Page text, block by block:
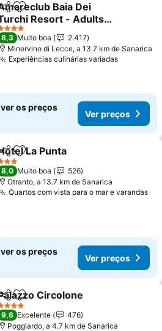
Adicionar aos favoritos
Baia Dei
Resort - Adults
preços
Estrelas
8,3 Muito boa
2.417
Minervino di Lecce, a 13.7 km de Sanarica
Experiências culinárias variadasVer
os preços
Ver preços
Adicionar aos favoritos
La Punta
Estrelas
8,0 Muito boa
526
Otranto, a 13.7 km de Sanarica
Quartos com vista para o mar e varandas
os preços
Ver preços
Adicionar aos favoritos
Circolone
Estrelas
9,6 Excelente
476
Poggiardo, a 4.7 km de Sanarica